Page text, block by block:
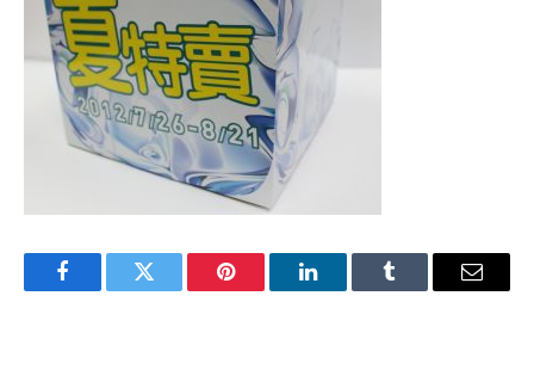
FacebookTwitter Pinterest LinkedInTumblr Email